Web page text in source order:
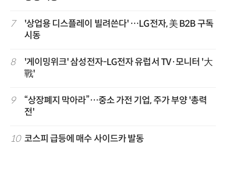
7
'상업용 디스플레이 빌려쓴다' …LG전자, 美 B2B 구독
시동
8
'게이밍위크' 삼성전자-LG전자 유럽서 TV·모니터 '大
戰'
9
“상장폐지 막아라”…중소 가전 기업, 주가 부양 '총력
전'
10 코스피 급등에 매수 사이드카 발동